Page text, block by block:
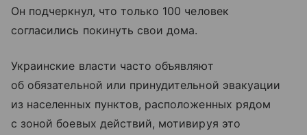
Он подчеркнул, что только 100 человек
согласились покинуть свои дома.
Украинские власти часто объявляют
об обязательной или принудительной эвакуации
из населенных пунктов, расположенных рядом
с зоной боевых действий, мотивируя это